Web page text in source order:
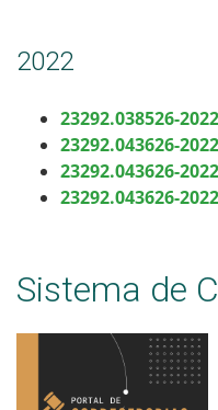
2022
23292.038526-
23292.043626-
23292.043626-
23292.043626-
Sistema de